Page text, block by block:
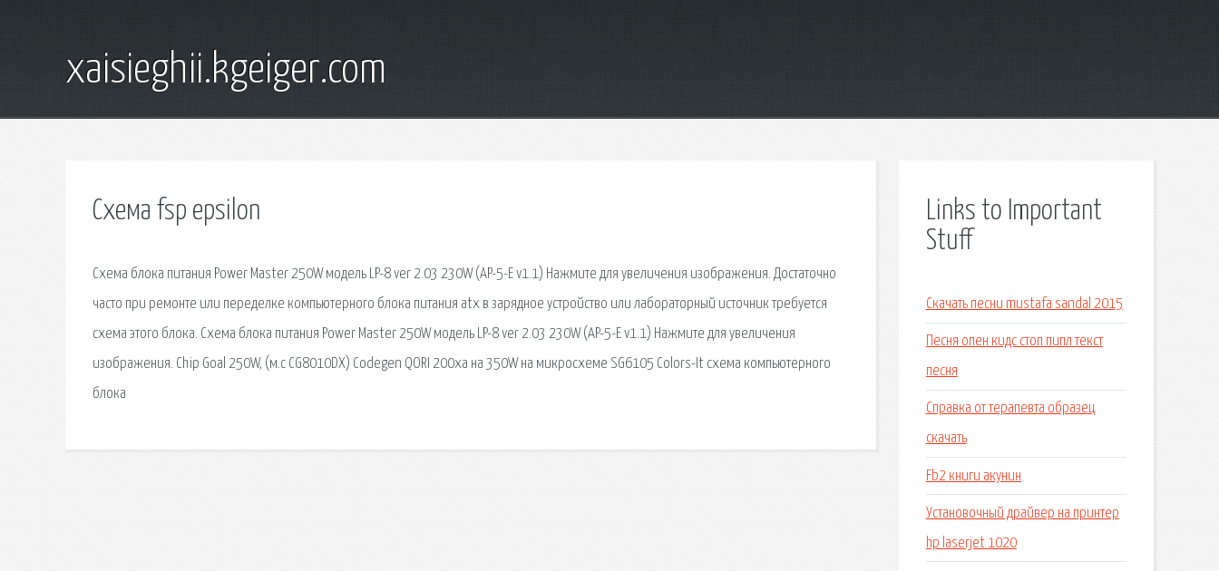
xaisieghii.kgeiger.com
Схема fsp epsilon
Схема блока питания Power Master 250W модель LP-8 ver 2.03 230W (AP-5-E v1.1) Нажмите для увеличения изображения. Достаточно
часто при ремонте или переделке компьютерного блока питания atx в зарядное устройство или лабораторный источник требуется
схема этого блока. Схема блока питания Power Master 250W модель LP-8 ver 2.03 230W (AP-5-E v1.1) Нажмите для увеличения
изображения. Chip Goal 250W, (м.с CG8010DX) Codegen QORI 200xa на 350W на микросхеме SG6105 Colors-It схема компьютерного
блока
Links to Important
Stuff
Скачать песни mustafa sandal 2015
Песня опен кидс стоп пипл текст
песня
Справка от терапевта образец
скачать
Fb2 книги акунин
Установочный драйвер на принтер
hp laserjet 1020